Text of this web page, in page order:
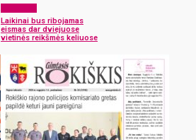
Laikinai bus ribojamas
eismas dar dviejuose
vietinės reikšmės keliuose